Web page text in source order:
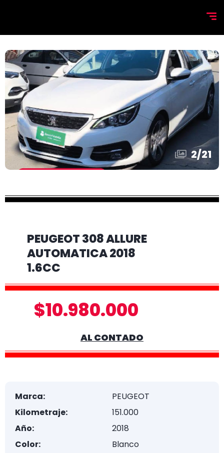
2/21
PEUGEOT 308 ALLURE
AUTOMATICA 2018
1.6CC
$10.980.000
AL CONTADO
Marca:
PEUGEOT
Kilometraje:
151.000
Año:
2018
Color:
Blanco